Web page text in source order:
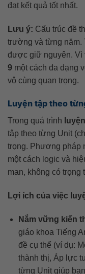
đạt kết quả tốt nhất.
Lưu ý: Cấu trúc đề
trường và từng năm.
được giữ nguyên. Vì
9 một cách đa dạng
vô cùng quan trọng.
Luyện tập theo
Trong quá trình
tập theo từng Unit
trọng. Phương pháp
một cách logic và
man, không có trọng
Lợi ích của việc
Nắm vững kiến
giáo khoa Tiếng
đề cụ thể (ví dụ:
thành thị, Áp lực
từng Unit giúp